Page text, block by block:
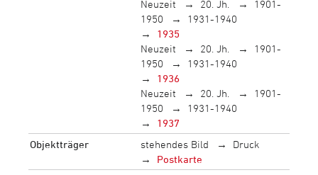
Neuzeit
20. Jh.
1901-
1950
1931-1940
1935
Neuzeit
20. Jh.
1901-
1950
1931-1940
1936
Neuzeit
20. Jh.
1901-
1950
1931-1940
1937
Objektträger
stehendes Bild
Druck
Postkarte